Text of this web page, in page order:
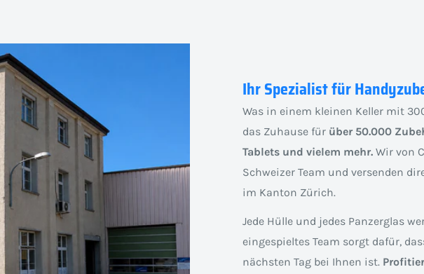
Ihr Spezialist für
Was in einem kleinen Keller mit
das Zuhause für über 50.000
Tablets und vielem mehr.Wir von
Schweizer Team und versenden
im Kanton Zürich.
Jede Hülle und jedes Panzerglas
eingespieltes Team sorgt dafür,
nächsten Tag bei Ihnen ist.